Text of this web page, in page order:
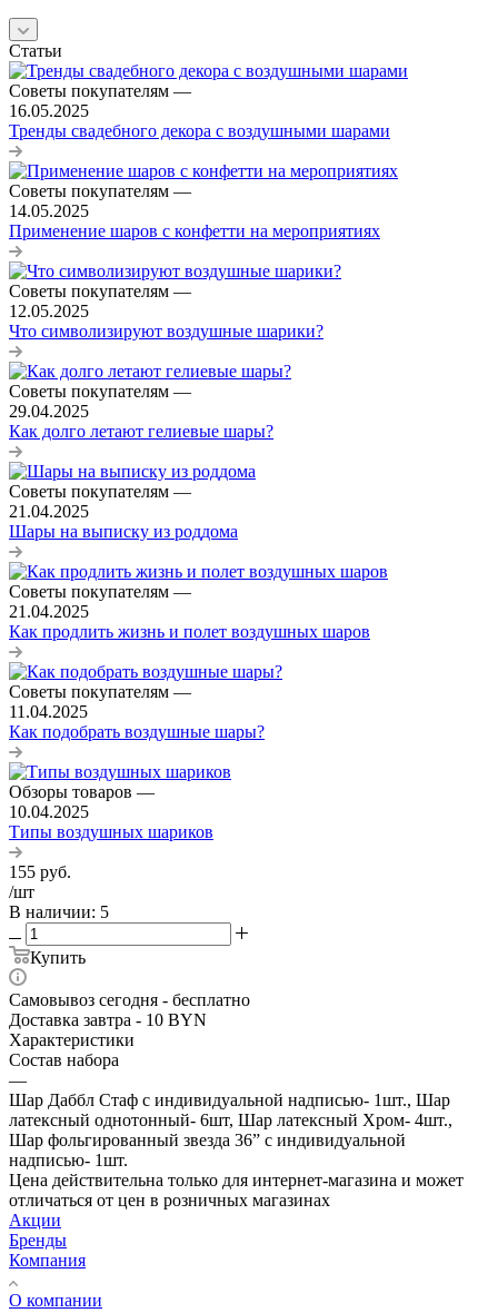
Статьи
Советы покупателям —
16.05.2025
Тренды свадебного декора с воздушными шарами
Советы покупателям —
14.05.2025
Применение шаров с конфетти на мероприятиях
Советы покупателям —
12.05.2025
Что символизируют воздушные шарики?
Советы покупателям —
29.04.2025
Как долго летают гелиевые шары?
Советы покупателям —
21.04.2025
Шары на выписку из роддома
Советы покупателям —
21.04.2025
Как продлить жизнь и полет воздушных шаров
Советы покупателям —
11.04.2025
Как подобрать воздушные шары?
Обзоры товаров —
10.04.2025
Типы воздушных шариков
155 руб.
/шт
В наличии: 5
Купить
Самовывоз сегодня - бесплатно
Доставка завтра - 10 BYN
Характеристики
Состав набора
—
Шар Даббл Стаф с индивидуальной надписью- 1шт., Шар
латексный однотонный- 6шт, Шар латексный Хром- 4шт.,
Шар фольгированный звезда 36” с индивидуальной
надписью- 1шт.
Цена действительна только для интернет-магазина и может
отличаться от цен в розничных магазинах
Акции
Бренды
Компания
О компании